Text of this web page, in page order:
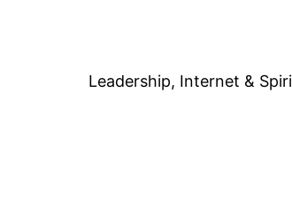
Leadership, Internet &